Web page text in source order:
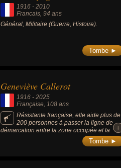
1916 -2010
Francais, 94 ans
Général, Militaire (Guerre, Histoire).
Tombe ►
Geneviève Callerot
1916 -2025
Française, 108 ans
Résistante française, elle aide plus de
200 personnes à passer la ligne de
démarcation entre la zone occupée et la
zone libre pendant la Seconde Guerre
Mondiale. Doyenne du département de la
+
+
Tombe ►